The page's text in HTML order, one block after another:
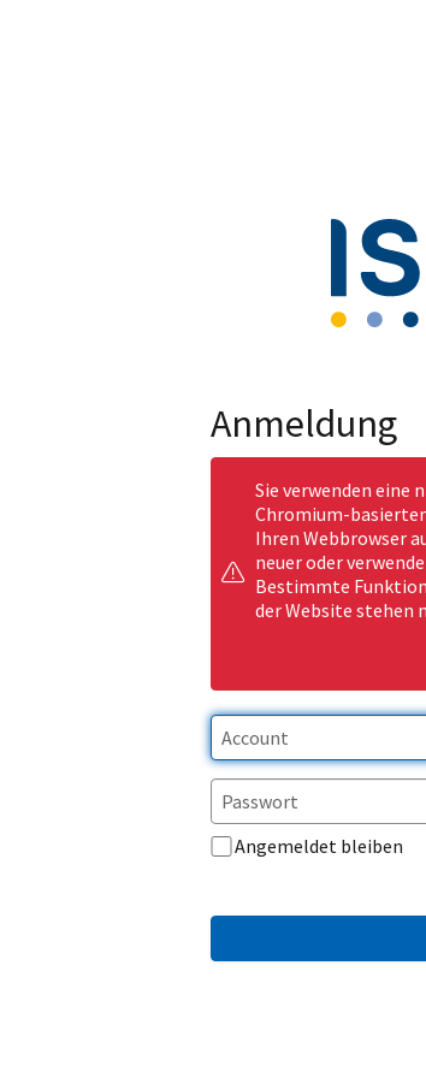
Anmeldung
Sie verwenden eine
Chromium-
Ihren Webbrowser
neuer oder
Bestimmte
der Website stehen
Angemeldet bleiben